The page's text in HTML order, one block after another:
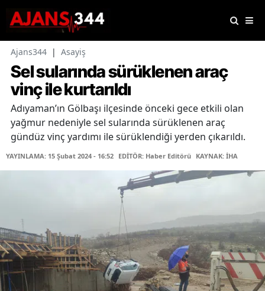
Ajans344 | Asayiş
Sel sularında sürüklenen araç
vinç ile kurtarıldı
Adıyaman’ın Gölbaşı ilçesinde önceki gece etkili olan
yağmur nedeniyle sel sularında sürüklenen araç
gündüz vinç yardımı ile sürüklendiği yerden çıkarıldı.
YAYINLAMA: 15 Şubat 2024 - 16:52 EDİTÖR: Haber Editörü KAYNAK: İHA